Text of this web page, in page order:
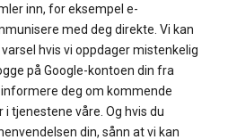
inn, for eksempel e-
med deg direkte. Vi kan
hvis vi oppdager mistenkelig
på Google-kontoen din fra
deg om kommende
tjenestene våre. Og hvis du
din, sånn at vi kan